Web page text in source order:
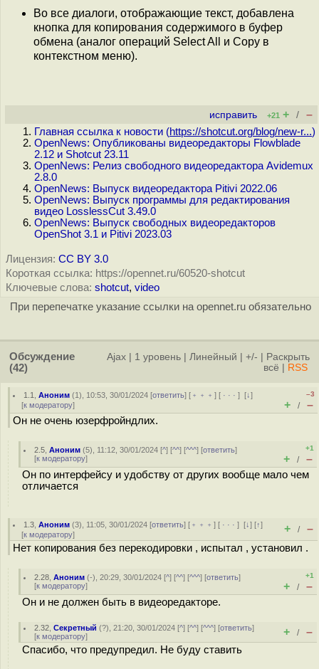
Во все диалоги, отображающие текст, добавлена
кнопка для копирования содержимого в буфер
обмена (аналог операций Select All и Copy в
контекстном меню).
исправить +21 + / –
Главная ссылка к новости (https://shotcut.org/blog/new-r...)
OpenNews: Опубликованы видеоредакторы Flowblade
2.12 и Shotcut 23.11
OpenNews: Релиз свободного видеоредактора Avidemux
2.8.0
OpenNews: Выпуск видеоредактора Pitivi 2022.06
OpenNews: Выпуск программы для редактирования
видео LosslessCut 3.49.0
OpenNews: Выпуск свободных видеоредакторов
OpenShot 3.1 и Pitivi 2023.03
Лицензия: CC BY 3.0
Короткая ссылка: https://opennet.ru/60520-shotcut
Ключевые слова: shotcut, video
При перепечатке указание ссылки на opennet.ru обязательно
Обсуждение
(42)
Ajax 1 уровень Линейный +/-
Раскрыть
всё
RSS
1.1 ,Аноним (1), 10:53, 30/01/2024 [ответить] [ ﹢﹢﹢] [ · · ·][↓]
[к модератору]
–3
+ / –
Он не очень юзерфройндлих.
2.5 ,Аноним (5), 11:12, 30/01/2024 [^] [^^] [^^^] [ответить]
[к модератору]
+1
+ / –
Он по интерфейсу и удобству от других вообще мало чем
отличается
1.3 ,Аноним (3), 11:05, 30/01/2024 [ответить] [ ﹢﹢﹢] [ · · ·][↓] [↑]
[к модератору] + / –
Нет копирования без перекодировки , испытал , установил .
2.28 ,Аноним (-), 20:29, 30/01/2024 [^] [^^] [^^^] [ответить]
[к модератору]
+1
+ / –
Он и не должен быть в видеоредакторе.
2.32 ,Секретный (?), 21:20, 30/01/2024 [^] [^^] [^^^] [ответить]
[к модератору] + / –
Спасибо, что предупредил. Не буду ставить